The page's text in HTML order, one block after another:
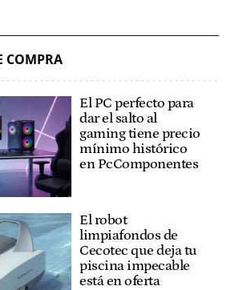
COMPRA
El PC perfecto para
dar el salto al
gaming tiene precio
mínimo histórico
en PcComponentes
El robot
limpiafondos de
Cecotec que deja tu
piscina impecable
está en oferta